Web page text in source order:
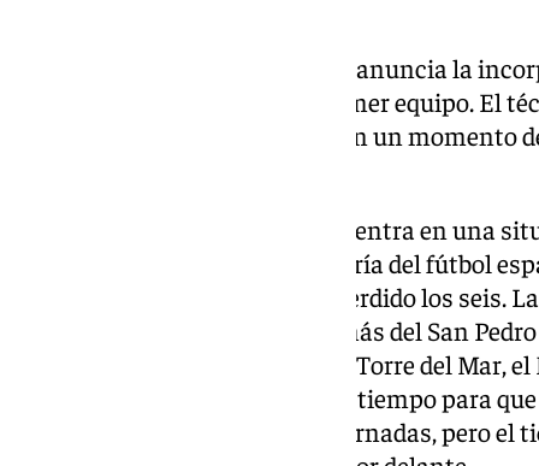
«La Unión Deportiva San Pedro anuncia la
como nuevo entrenador del primer equipo. El
mando del conjunto rojinegro en un momento
El conjunto malagueño se encuentra en una
curso pasado a la quinta categoría del fútbol
0 puntos. De seis partidos ha perdido los seis.
puntos y la marca El Palo. Además del San
que están en la categoría son el Torre del Mar,
Marbellí y el CD Alhaurino. Hay tiempo para
San Pedro, concretamente 28 jornadas, pero